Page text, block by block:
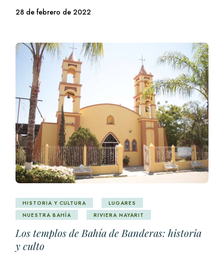
28 de febrero de 2022
HISTORIA Y CULTURA
LUGARES
NUESTRA BAHÍA
RIVIERA NAYARIT
Los templos de Bahía de Banderas: historia
y culto